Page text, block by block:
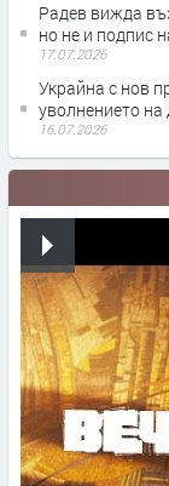
Радев вижда
но не и подпис
17.07.2026
Украйна с нов
уволнението
16.07.2026